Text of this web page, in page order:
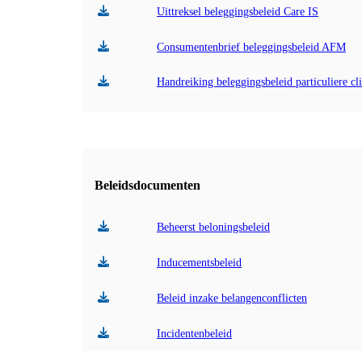
Uittreksel beleggingsbeleid Care IS
Consumentenbrief beleggingsbeleid AFM
Handreiking beleggingsbeleid particuliere
Beleidsdocumenten
Beheerst beloningsbeleid
Inducementsbeleid
Beleid inzake belangenconflicten
Incidentenbeleid